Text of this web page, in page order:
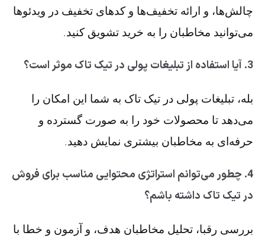
چالش‌ها، و ارائه تخفیف‌ها و کدهای تخفیف در ویدئوها
می‌توانید مخاطبان را به خرید تشویق کنید.
3. آیا استفاده از تبلیغات پولی در تیک تاک موثر است؟
بله، تبلیغات پولی در تیک تاک به شما این امکان را
می‌دهد تا محصولات خود را به صورت گسترده و
حرفه‌ای به مخاطبان بیشتری نمایش دهید.
4. چطور می‌توانم استراتژی محتوایی مناسب برای فروش
در تیک تاک داشته باشم؟
بررسی رقبا، تحلیل مخاطبان هدف، و آزمون و خطا با